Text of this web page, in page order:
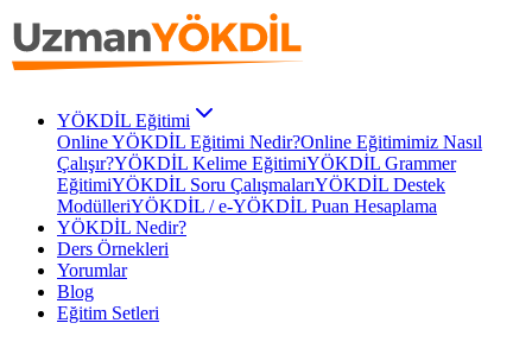
YÖKDİL Eğitimi
Online YÖKDİL Eğitimi Nedir?Online Eğitimimiz Nasıl
Çalışır?YÖKDİL Kelime EğitimiYÖKDİL Grammer
EğitimiYÖKDİL Soru ÇalışmalarıYÖKDİL Destek
ModülleriYÖKDİL / e-YÖKDİL Puan Hesaplama
YÖKDİL Nedir?
Ders Örnekleri
Yorumlar
Blog
Eğitim Setleri